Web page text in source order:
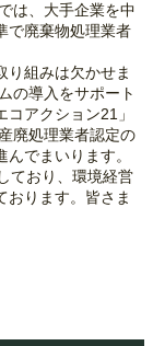
は、大手企業を中
で廃棄物処理業者
組みは欠かせま
の導入をサポート
アクション21」
廃処理業者認定の
でまいります。
ており、環境経営
おります。皆さま